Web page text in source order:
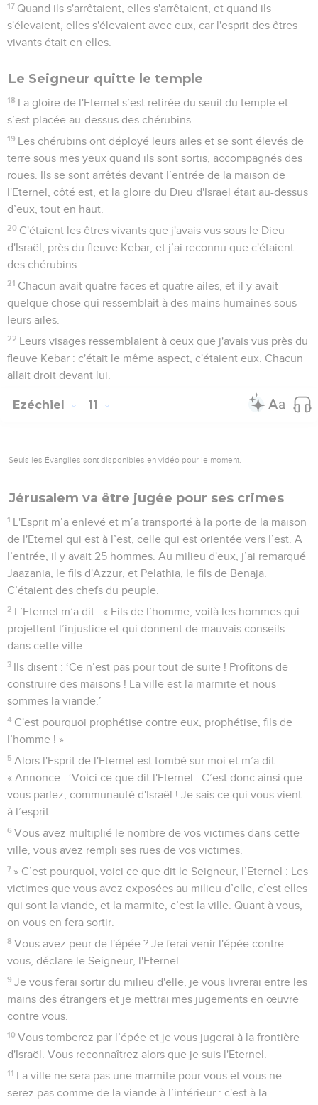
17 Quand ils s'arrêtaient, elles s'arrêtaient, et quand ils
s'élevaient, elles s'élevaient avec eux, car l'esprit des êtres
vivants était en elles.
Le Seigneur quitte le temple
18 La gloire de l'Eternel s’est retirée du seuil du temple et
s’est placée au-dessus des chérubins.
19 Les chérubins ont déployé leurs ailes et se sont élevés de
terre sous mes yeux quand ils sont sortis, accompagnés des
roues. Ils se sont arrêtés devant l’entrée de la maison de
l'Eternel, côté est, et la gloire du Dieu d'Israël était au-dessus
d’eux, tout en haut.
20 C'étaient les êtres vivants que j'avais vus sous le Dieu
d'Israël, près du fleuve Kebar, et j’ai reconnu que c'étaient
des chérubins.
21 Chacun avait quatre faces et quatre ailes, et il y avait
quelque chose qui ressemblait à des mains humaines sous
leurs ailes.
22 Leurs visages ressemblaient à ceux que j'avais vus près du
fleuve Kebar : c'était le même aspect, c'étaient eux. Chacun
allait droit devant lui.
Ezéchiel 11
Seuls les Évangiles sont disponibles en vidéo pour le moment.
Jérusalem va être jugée pour ses crimes
1 L'Esprit m’a enlevé et m’a transporté à la porte de la maison
de l'Eternel qui est à l’est, celle qui est orientée vers l’est. A
l’entrée, il y avait 25 hommes. Au milieu d'eux, j’ai remarqué
Jaazania, le fils d'Azzur, et Pelathia, le fils de Benaja.
C’étaient des chefs du peuple.
2 L’Eternel m’a dit : « Fils de l’homme, voilà les hommes qui
projettent l’injustice et qui donnent de mauvais conseils
dans cette ville.
3 Ils disent : ‘Ce n’est pas pour tout de suite ! Profitons de
construire des maisons ! La ville est la marmite et nous
sommes la viande.’
4 C'est pourquoi prophétise contre eux, prophétise, fils de
l’homme ! »
5 Alors l'Esprit de l'Eternel est tombé sur moi et m’a dit :
« Annonce : ‘Voici ce que dit l'Eternel : C’est donc ainsi que
vous parlez, communauté d'Israël ! Je sais ce qui vous vient
à l’esprit.
6 Vous avez multiplié le nombre de vos victimes dans cette
ville, vous avez rempli ses rues de vos victimes.
7 » C’est pourquoi, voici ce que dit le Seigneur, l’Eternel : Les
victimes que vous avez exposées au milieu d’elle, c’est elles
qui sont la viande, et la marmite, c’est la ville. Quant à vous,
on vous en fera sortir.
8 Vous avez peur de l'épée ? Je ferai venir l'épée contre
vous, déclare le Seigneur, l'Eternel.
9 Je vous ferai sortir du milieu d'elle, je vous livrerai entre les
mains des étrangers et je mettrai mes jugements en œuvre
contre vous.
10 Vous tomberez par l’épée et je vous jugerai à la frontière
d'Israël. Vous reconnaîtrez alors que je suis l'Eternel.
11 La ville ne sera pas une marmite pour vous et vous ne
serez pas comme de la viande à l’intérieur : c'est à la